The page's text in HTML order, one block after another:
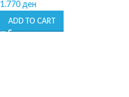
1.770 ден
ADD TO CART